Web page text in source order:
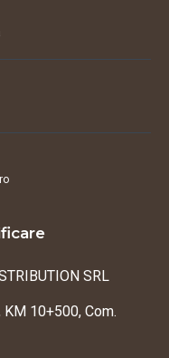
SRL
10+500, Com.